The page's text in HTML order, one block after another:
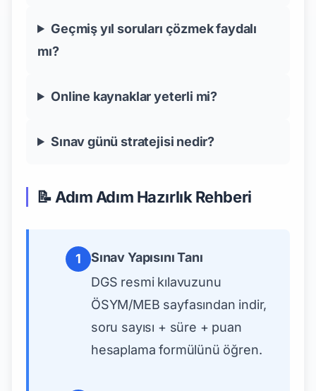
Geçmiş yıl soruları çözmek faydalı
mı?
Online kaynaklar yeterli mi?
Sınav günü stratejisi nedir?
📝 Adım Adım Hazırlık Rehberi
1
Sınav Yapısını Tanı
DGS resmi kılavuzunu
ÖSYM/MEB sayfasından indir,
soru sayısı + süre + puan
hesaplama formülünü öğren.